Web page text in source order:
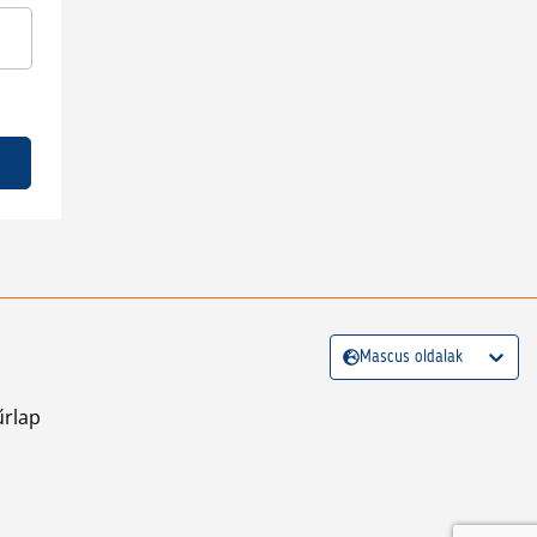
Mascus oldalak